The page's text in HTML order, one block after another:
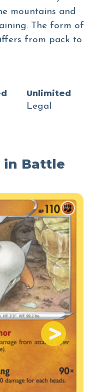
mountains and
The form of
from pack to
Unlimited
Legal
in Battle